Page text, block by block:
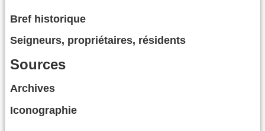
Bref historique
Seigneurs, propriétaires, résidents
Sources
Archives
Iconographie